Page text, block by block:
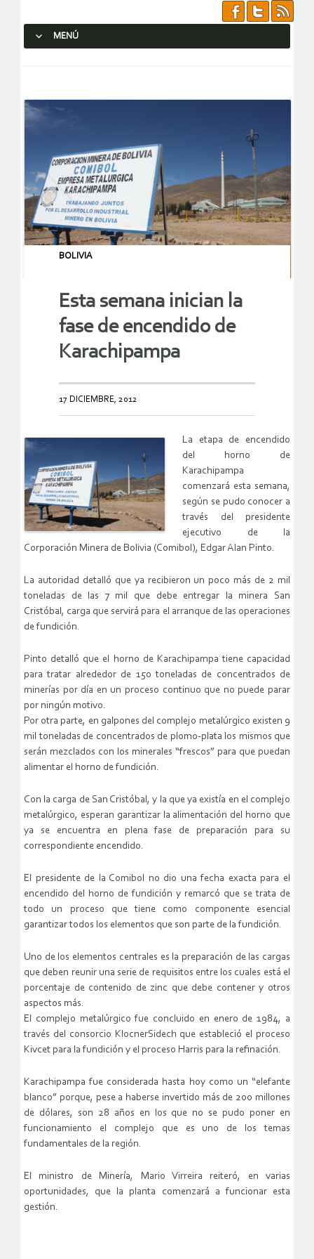
MENÚ
BOLIVIA
Esta semana inician la
fase de encendido de
Karachipampa
17 DICIEMBRE, 2012
La etapa de encendido
del horno de
Karachipampa
comenzará esta semana,
según se pudo conocer a
través del presidente
ejecutivo de la
Corporación Minera de Bolivia (Comibol), Edgar Alan Pinto.
La autoridad detalló que ya recibieron un poco más de 2 mil
toneladas de las 7 mil que debe entregar la minera San
Cristóbal, carga que servirá para el arranque de las operaciones
de fundición.
Pinto detalló que el horno de Karachipampa tiene capacidad
para tratar alrededor de 150 toneladas de concentrados de
minerías por día en un proceso continuo que no puede parar
por ningún motivo.
Por otra parte, en galpones del complejo metalúrgico existen 9
mil toneladas de concentrados de plomo-plata los mismos que
serán mezclados con los minerales “frescos” para que puedan
alimentar el horno de fundición.
Con la carga de San Cristóbal, y la que ya existía en el complejo
metalúrgico, esperan garantizar la alimentación del horno que
ya se encuentra en plena fase de preparación para su
correspondiente encendido.
El presidente de la Comibol no dio una fecha exacta para el
encendido del horno de fundición y remarcó que se trata de
todo un proceso que tiene como componente esencial
garantizar todos los elementos que son parte de la fundición.
Uno de los elementos centrales es la preparación de las cargas
que deben reunir una serie de requisitos entre los cuales está el
porcentaje de contenido de zinc que debe contener y otros
aspectos más.
El complejo metalúrgico fue concluido en enero de 1984, a
través del consorcio KlocnerSidech que estableció el proceso
Kivcet para la fundición y el proceso Harris para la refinación.
Karachipampa fue considerada hasta hoy como un “elefante
blanco” porque, pese a haberse invertido más de 200 millones
de dólares, son 28 años en los que no se pudo poner en
funcionamiento el complejo que es uno de los temas
fundamentales de la región.
El ministro de Minería, Mario Virreira reiteró, en varias
oportunidades, que la planta comenzará a funcionar esta
gestión.